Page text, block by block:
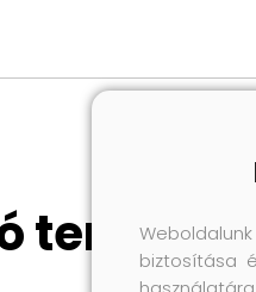
biztosítása